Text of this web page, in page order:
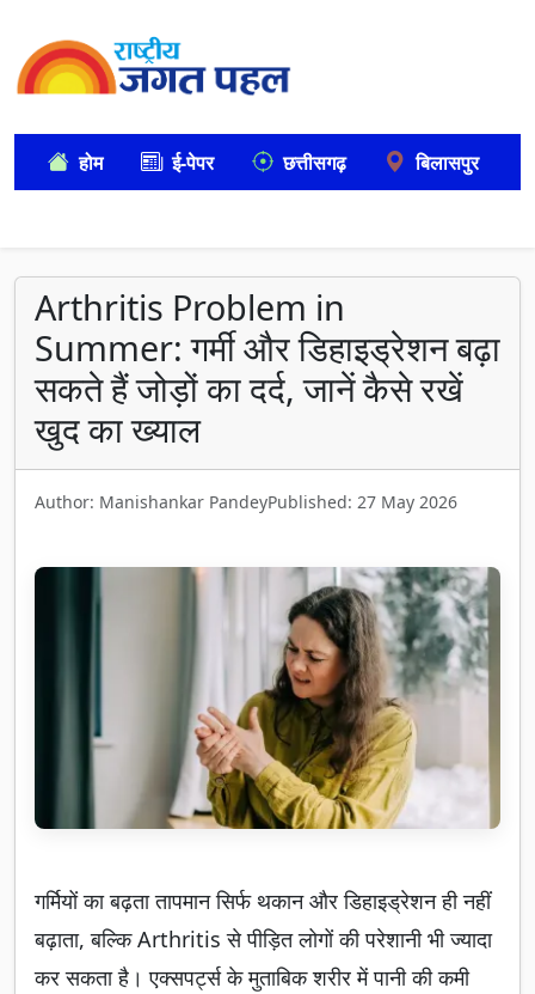
होम ई-पेपर छत्तीसगढ़ बिलासपुर
Arthritis Problem in
Summer: गर्मी और डिहाइड्रेशन बढ़ा
सकते हैं जोड़ों का दर्द, जानें कैसे रखें
खुद का ख्याल
Author: Manishankar PandeyPublished: 27 May 2026
गर्मियों का बढ़ता तापमान सिर्फ थकान और डिहाइड्रेशन ही नहीं
बढ़ाता, बल्कि Arthritis से पीड़ित लोगों की परेशानी भी ज्यादा
कर सकता है। एक्सपर्ट्स के मुताबिक शरीर में पानी की कमी